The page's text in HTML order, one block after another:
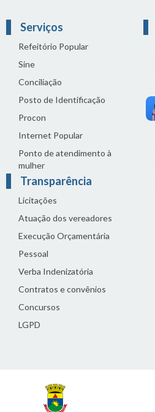
Serviços
Refeitório Popular
Sine
Conciliação
Posto de Identificação
Procon
Internet Popular
Ponto de atendimento à
mulher
Transparência
Licitações
Atuação dos vereadores
Execução Orçamentária
Pessoal
Verba Indenizatória
Contratos e convênios
Concursos
LGPD